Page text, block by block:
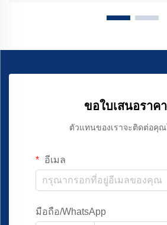
ขอใบเสนอราค
ตัวแทนของเราจะติดต่อคุ
อีเมล
มือถือ/WhatsApp